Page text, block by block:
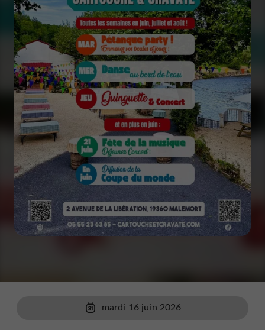
mardi 16 juin 2026